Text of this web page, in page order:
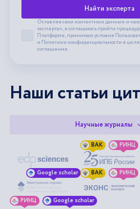
Найти эксперта
Принять пользовательское
Оставляя свои контактные данные и
эксперта», я соглашаюсь пройти
Платформе, принимаю условия
и Политики конфиденциальности в
соглашения.
Наши статьи
Научные журналы
ВАК РИНЦ
Google scholar ВАК РИНЦ
РИНЦ Google scholar